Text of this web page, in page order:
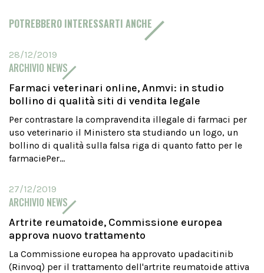
POTREBBERO INTERESSARTI ANCHE
28/12/2019
ARCHIVIO NEWS
Farmaci veterinari online, Anmvi: in studio
bollino di qualità siti di vendita legale
Per contrastare la compravendita illegale di farmaci per
uso veterinario il Ministero sta studiando un logo, un
bollino di qualità sulla falsa riga di quanto fatto per le
farmaciePer...
27/12/2019
ARCHIVIO NEWS
Artrite reumatoide, Commissione europea
approva nuovo trattamento
La Commissione europea ha approvato upadacitinib
(Rinvoq) per il trattamento dell'artrite reumatoide attiva